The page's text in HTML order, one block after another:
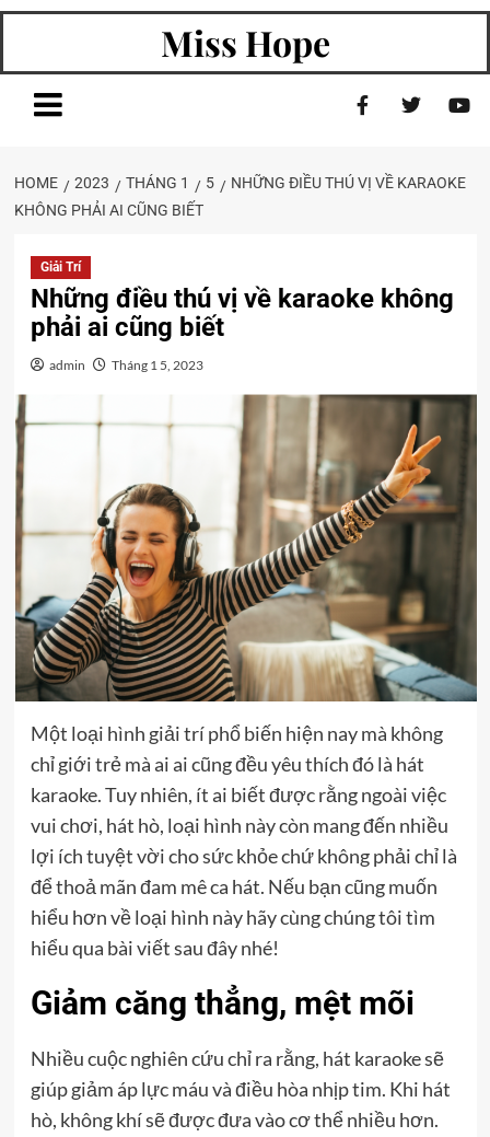
Miss Hope
HOME 2023 THÁNG 1 5
NHỮNG ĐIỀU THÚ VỊ VỀ KARAOKE
KHÔNG PHẢI AI CŨNG BIẾT
Giải Trí
Những điều thú vị về karaoke không
phải ai cũng biết
admin Tháng 1 5, 2023
Một loại hình giải trí phổ biến hiện nay mà không
chỉ giới trẻ mà ai ai cũng đều yêu thích đó là hát
karaoke. Tuy nhiên, ít ai biết được rằng ngoài việc
vui chơi, hát hò, loại hình này còn mang đến nhiều
lợi ích tuyệt vời cho sức khỏe chứ không phải chỉ là
để thoả mãn đam mê ca hát. Nếu bạn cũng muốn
hiểu hơn về loại hình này hãy cùng chúng tôi tìm
hiểu qua bài viết sau đây nhé!
Giảm căng thẳng, mệt mõi
Nhiều cuộc nghiên cứu chỉ ra rằng, hát karaoke sẽ
giúp giảm áp lực máu và điều hòa nhịp tim. Khi hát
hò, không khí sẽ được đưa vào cơ thể nhiều hơn.